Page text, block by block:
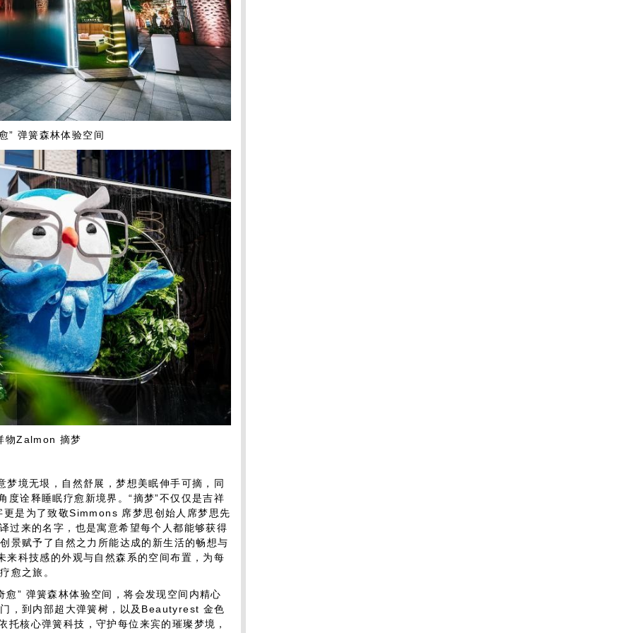
” 弹簧森林体验空间
物Zalmon 摘梦
梦境无垠，自然舒展，梦想美眠伸手可摘，同
诠释睡眠疗愈新境界。“摘梦”不仅仅是吉祥
是为了致敬Simmons 席梦思创始人席梦思先
来的名字，也是寓意希望每个人都能够获得
景赋予了自然之力所能达成的新生活的畅想与
科技感的外观与自然森系的空间布置，为每
愈之旅。
” 弹簧森林体验空间，将会发现空间内精心
，到内部超大弹簧树，以及Beautyrest 金色
核心弹簧科技，守护每位来宾的璀璨梦境，